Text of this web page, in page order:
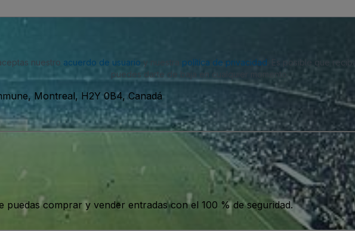
nuestro acuerdo de usuario política de privacidad . Es posible que
puedes darte de baja en cualquier momento.
Montreal, H2Y 0B4, Canadá
puedas comprar y vender entradas con el 100 % de seguridad.